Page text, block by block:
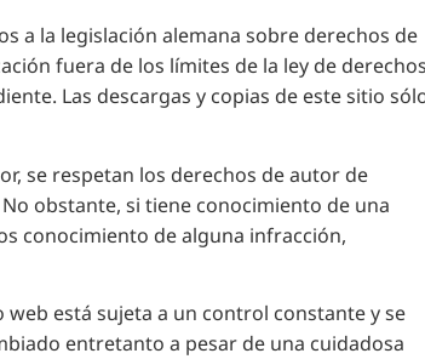
a la legislación alemana sobre derechos de
fuera de los límites de la ley de derechos
Las descargas y copias de este sitio
se respetan los derechos de autor de
obstante, si tiene conocimiento de una
conocimiento de alguna infracción,
está sujeta a un control constante y se
entretanto a pesar de una cuidadosa